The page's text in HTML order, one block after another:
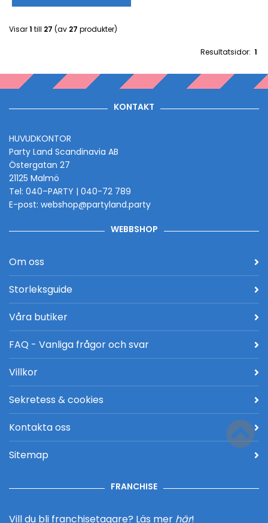
Visar1 till 27 (av 27 produkter)
Resultatsidor: 1
KONTAKT
HUVUDKONTOR
Party Land Scandinavia AB
Östergatan 27
21125 Malmö
Tel: 040–PARTY | 040-72 789
E-post: webshop@partyland.party
WEBBSHOP
Om oss
Storleksguide
Våra butiker
FAQ - Vanliga frågor och svar
Villkor
Sekretess & cookies
Kontakta oss
Sitemap
FRANCHISE
Vill du bli franchisetagare? Läs mer här!